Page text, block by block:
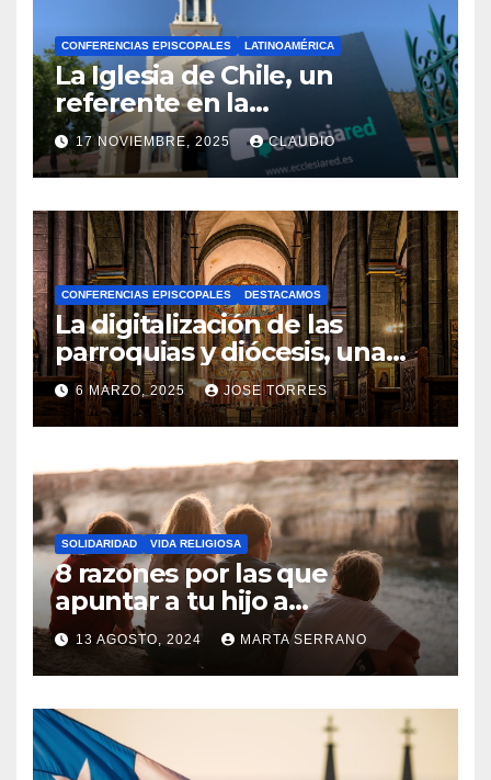
CONFERENCIAS EPISCOPALES LATINOAMÉRICA
La Iglesia de Chile, un
referente en la
transformación digital
gracias a Ecclesiared
17 NOVIEMBRE, 2025 CLAUDIO
N
O
H
A
Y
C
O
M
N
T
A
R
I
O
S
CONFERENCIAS EPISCOPALES DESTACAMOS
La digitalización de las
parroquias y diócesis, una
realidad ya para el futuro de
la Iglesia
6 MARZO, 2025 JOSE TORRES
N
O
H
A
Y
SOLIDARIDAD VIDA RELIGIOSA
8 razones por las que
apuntar a tu hijo a
Catequesis
13 AGOSTO, 2024 MARTA SERRANO
N
O